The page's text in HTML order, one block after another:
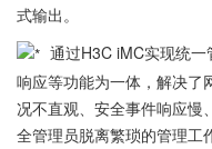
式输出。
通过H3C iMC实现统一
响应等功能为一体，解决了
况不直观、安全事件响应慢
全管理员脱离繁琐的管理工